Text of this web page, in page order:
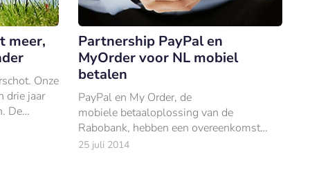
meer,
Onze
drie jaar
De
echter
Partnership PayPal en
MyOrder voor NL mobiel
betalen
PayPal en My Order, de
mobiele betaaloplossing van de
Rabobank, hebben een overeenkomst
gesloten om gezamenlijk de nieuwe
25 juli 2014